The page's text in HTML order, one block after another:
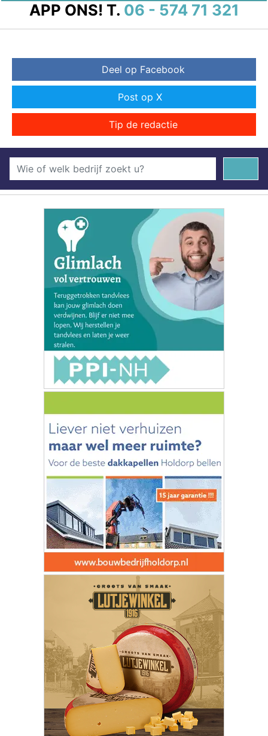
APP ONS! T. 06 - 574 71 321
Deel op Facebook
Post op X
Tip de redactie